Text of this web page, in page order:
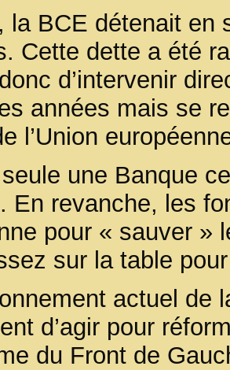
la BCE détenait en
Cette dette a été
d’intervenir
années mais se
l’Union
une Banque
En revanche, les
pour « sauver »
sur la table
actuel de
d’agir pour
du Front de